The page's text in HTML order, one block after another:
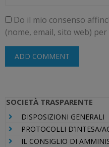
Do il mio consenso
(nome, email, sito web)
SOCIETÀ TRASPARENTE
DISPOSIZIONI GENERALI
PROTOCOLLI D’INTESA/
IL CONSIGLIO DI